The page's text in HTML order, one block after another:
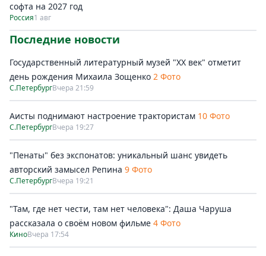
софта на 2027 год
Россия1 авг
Последние новости
Государственный литературный музей "ХХ век" отметит
день рождения Михаила Зощенко 2 Фото
С.ПетербургВчера 21:59
Аисты поднимают настроение трактористам 10 Фото
С.ПетербургВчера 19:27
"Пенаты" без экспонатов: уникальный шанс увидеть
авторский замысел Репина 9 Фото
С.ПетербургВчера 19:21
"Там, где нет чести, там нет человека": Даша Чаруша
рассказала о своём новом фильме 4 Фото
КиноВчера 17:54